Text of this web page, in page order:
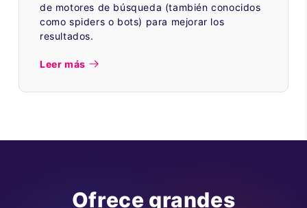
de motores de búsqueda (también conocidos
como spiders o bots) para mejorar los
resultados.
Leer más
Ofrece grandes